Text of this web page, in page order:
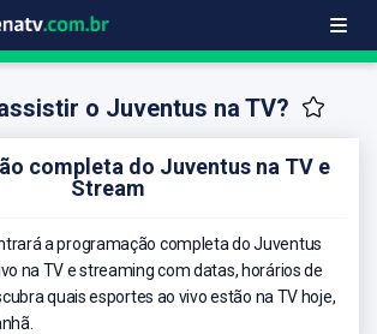
o Juventus na TV?
completa do Juventus na TV e
Stream
a programação completa do Juventus
na TV e streaming com datas, horários de
quais esportes ao vivo estão na TV hoje,